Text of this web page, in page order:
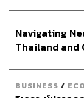
คอมพิวเตอร์คว
ใหม่ๆ ในการแ
ปลอดภัยและมี
เมื่อต้นปีที่ผ่านม
Navigating
Thailand and
BUSINESS /